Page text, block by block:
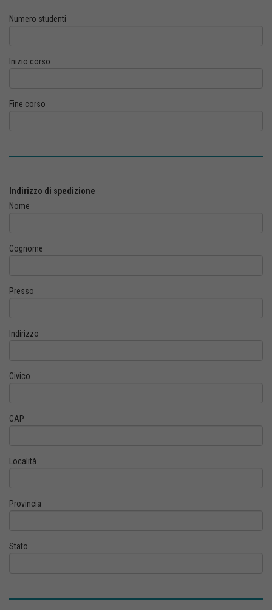
Numero studenti
Inizio corso
Fine corso
Indirizzo di spedizione
Nome
Cognome
Presso
Indirizzo
Civico
CAP
Località
Provincia
Stato